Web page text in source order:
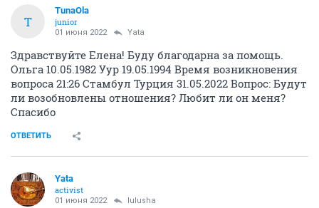
T
TunaOla
junior
01 июня 2022 Yata
Здравствуйте Елена! Буду благодарна за помощь.
Ольга 10.05.1982 Уур 19.05.1994 Время возникновения
вопроса 21:26 Стамбул Турция 31.05.2022 Вопрос: Будут
ли возобновлены отношения? Любит ли он меня?
Спасибо
ОТВЕТИТЬ
Yata
activist
01 июня 2022 lulusha